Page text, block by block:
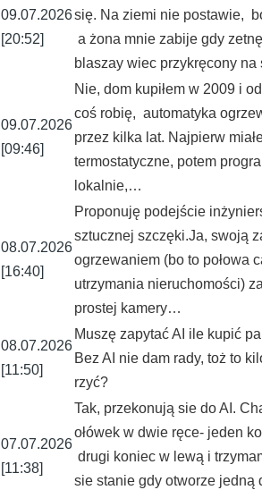
09.07.2026
[20:52]
się. Na ziemi nie postawie,
a żona mnie zabije gdy
blaszay wiec przykręcony
09.07.2026
[09:46]
Nie, dom kupiłem w 2009 i
coś robię, automatyka
przez kilka lat. Najpierw
termostatyczne, potem
lokalnie,…
08.07.2026
[16:40]
Proponuję podejście
sztucznej szczęki.Ja, swoją
ogrzewaniem (bo to połowa
utrzymania nieruchomości)
prostej kamery…
08.07.2026
[11:50]
Muszę zapytać AI ile kupić
Bez AI nie dam rady, toż to
rzyć?
07.07.2026
[11:38]
Tak, przekonują sie do AI.
ołówek w dwie ręce- jeden
drugi koniec w lewą i
sie stanie gdy otworze jedną